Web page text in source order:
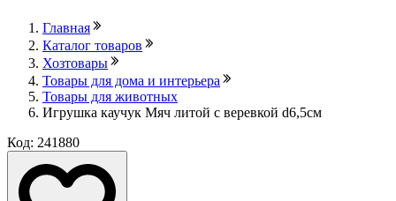
Главная
Каталог товаров
Хозтовары
Товары для дома и интерьера
Товары для животных
Игрушка каучук Мяч литой с веревкой d6,5см
Код: 241880